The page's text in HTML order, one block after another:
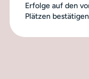
Erfolge auf den
Plätzen